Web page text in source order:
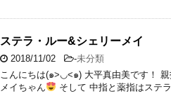
ステラ・ルー&シェリーメイ
2018/11/02 -未分類
こんにちは(๑>◡<๑) 大平真由美です！
メイちゃん
そして 中指と薬指はステ